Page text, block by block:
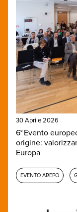
30 Aprile 2026
6° Evento
origine:
Europa
EVENTO AREPO